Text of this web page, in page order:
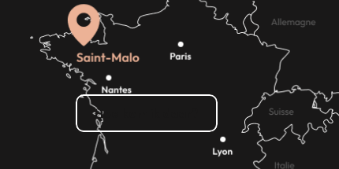
Hoe kom ik daar?